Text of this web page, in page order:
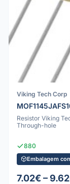
Viking Tech Corp
Resistor Viking
Through-hole
880
Embalagem
7.02€ –